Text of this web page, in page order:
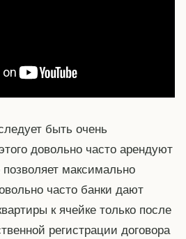
быть очень
довольно часто арендуют
максимально
часто банки дают
к ячейке только после
регистрации договора